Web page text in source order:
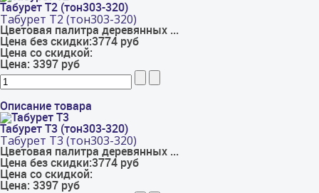
Табурет Т2 (тон303-320)
Табурет Т2 (тон303-320)
Цветовая палитра деревянных ...
Цена без скидки:3774 руб
Цена со скидкой:
Цена: 3397 руб
Описание товара
Табурет Т3 (тон303-320)
Табурет Т3 (тон303-320)
Цветовая палитра деревянных ...
Цена без скидки:3774 руб
Цена со скидкой:
Цена: 3397 руб